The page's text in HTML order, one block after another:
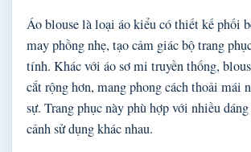
Áo blouse là loại áo kiểu có thiết kế phối
may phồng nhẹ, tạo cảm giác bộ trang
tính. Khác với áo sơ mi truyền thống,
cắt rộng hơn, mang phong cách thoải mái
sự. Trang phục này phù hợp với nhiều
cảnh sử dụng khác nhau.